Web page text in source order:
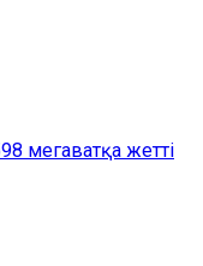
мегаватқа жетті